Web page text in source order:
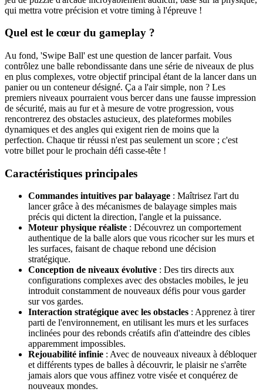
qui mettra votre précision et votre timing à l'épreuve !
Quel est le cœur du gameplay ?
Au fond, 'Swipe Ball' est une question de lancer parfait. Vous
contrôlez une balle rebondissante dans une série de niveaux de plus
en plus complexes, votre objectif principal étant de la lancer dans un
panier ou un conteneur désigné. Ça a l'air simple, non ? Les
premiers niveaux pourraient vous bercer dans une fausse impression
de sécurité, mais au fur et à mesure de votre progression, vous
rencontrerez des obstacles astucieux, des plateformes mobiles
dynamiques et des angles qui exigent rien de moins que la
perfection. Chaque tir réussi n'est pas seulement un score ; c'est
votre billet pour le prochain défi casse-tête !
Caractéristiques principales
Commandes intuitives par balayage : Maîtrisez l'art du
lancer grâce à des mécanismes de balayage simples mais
précis qui dictent la direction, l'angle et la puissance.
Moteur physique réaliste : Découvrez un comportement
authentique de la balle alors que vous ricocher sur les murs et
les surfaces, faisant de chaque rebond une décision
stratégique.
Conception de niveaux évolutive : Des tirs directs aux
configurations complexes avec des obstacles mobiles, le jeu
introduit constamment de nouveaux défis pour vous garder
sur vos gardes.
Interaction stratégique avec les obstacles : Apprenez à tirer
parti de l'environnement, en utilisant les murs et les surfaces
inclinées pour des rebonds créatifs afin d'atteindre des cibles
apparemment impossibles.
Rejouabilité infinie : Avec de nouveaux niveaux à débloquer
et différents types de balles à découvrir, le plaisir ne s'arrête
jamais alors que vous affinez votre visée et conquérez de
nouveaux mondes.